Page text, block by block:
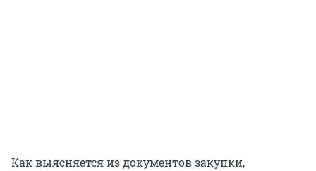
Как выясняется из документов закупки,